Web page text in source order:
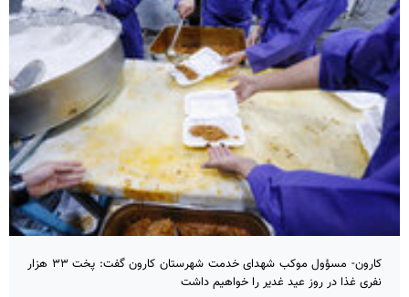
کارون- مسؤول موکب شهدای خدمت شهرستان کارون گفت: پخت ۳۳ هزار
نفری غذا در روز عید غدیر را خواهیم داشت‌